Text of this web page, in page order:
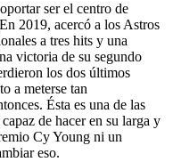
ser el centro de
2019, acercó a los Astros
a tres hits y una
victoria de su segundo
los dos últimos
a meterse tan
Ésta es una de las
de hacer en su larga y
Cy Young ni un
eso.